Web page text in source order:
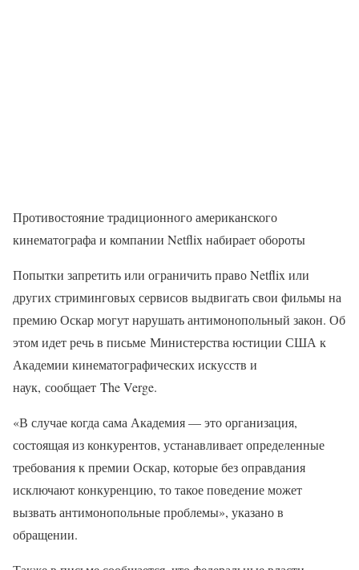
Противостояние традиционного американского
кинематографа и компании Netflix набирает обороты
Попытки запретить или ограничить право Netflix или
других стриминговых сервисов выдвигать свои фильмы на
премию Оскар могут нарушать антимонопольный закон. Об
этом идет речь в письме Министерства юстиции США к
Академии кинематографических искусств и
наук, сообщает The Verge.
«В случае когда сама Академия — это организация,
состоящая из конкурентов, устанавливает определенные
требования к премии Оскар, которые без оправдания
исключают конкуренцию, то такое поведение может
вызвать антимонопольные проблемы», указано в
обращении.